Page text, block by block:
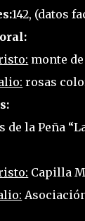
142, (datos
monte
rosas
de la Peña
Capilla